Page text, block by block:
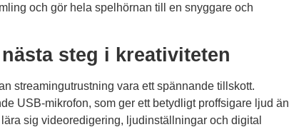
och gör hela spelhörnan till en snyggare och
steg i kreativiteten
streamingutrustning vara ett spännande tillskott.
USB-mikrofon, som ger ett betydligt proffsigare ljud än
sig videoredigering, ljudinställningar och digital